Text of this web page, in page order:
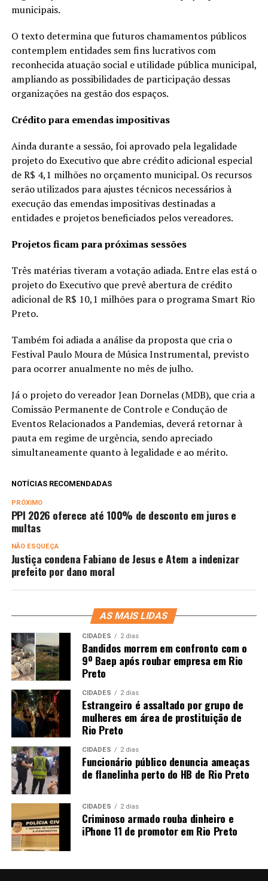
municipais.
O texto determina que futuros chamamentos públicos
contemplem entidades sem fins lucrativos com
reconhecida atuação social e utilidade pública municipal,
ampliando as possibilidades de participação dessas
organizações na gestão dos espaços.
Crédito para emendas impositivas
Ainda durante a sessão, foi aprovado pela legalidade
projeto do Executivo que abre crédito adicional especial
de R$ 4,1 milhões no orçamento municipal. Os recursos
serão utilizados para ajustes técnicos necessários à
execução das emendas impositivas destinadas a
entidades e projetos beneficiados pelos vereadores.
Projetos ficam para próximas sessões
Três matérias tiveram a votação adiada. Entre elas está o
projeto do Executivo que prevê abertura de crédito
adicional de R$ 10,1 milhões para o programa Smart Rio
Preto.
Também foi adiada a análise da proposta que cria o
Festival Paulo Moura de Música Instrumental, previsto
para ocorrer anualmente no mês de julho.
Já o projeto do vereador Jean Dornelas (MDB), que cria a
Comissão Permanente de Controle e Condução de
Eventos Relacionados a Pandemias, deverá retornar à
pauta em regime de urgência, sendo apreciado
simultaneamente quanto à legalidade e ao mérito.
NOTÍCIAS RECOMENDADAS
PRÓXIMO
PPI 2026 oferece até 100% de desconto em juros e
multas
NÃO ESQUEÇA
Justiça condena Fabiano de Jesus e Atem a indenizar
prefeito por dano moral
AS MAIS LIDAS
CIDADES 2 dias
Bandidos morrem em confronto com o
9º Baep após roubar empresa em Rio
Preto
CIDADES 2 dias
Estrangeiro é assaltado por grupo de
mulheres em área de prostituição de
Rio Preto
CIDADES 2 dias
Funcionário público denuncia ameaças
de flanelinha perto do HB de Rio Preto
CIDADES 2 dias
Criminoso armado rouba dinheiro e
iPhone 11 de promotor em Rio Preto